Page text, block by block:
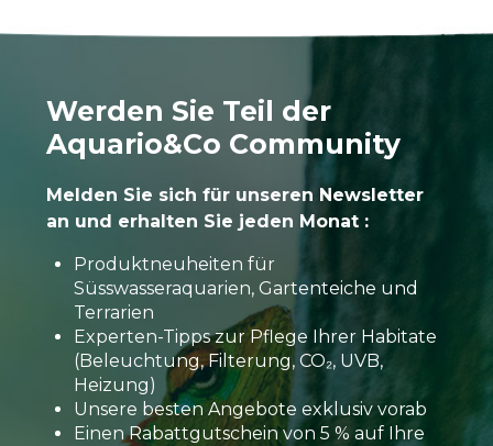
Werden Sie Teil der
Aquario&Co Community
Melden Sie sich für unseren Newsletter
an und erhalten Sie jeden Monat :
Produktneuheiten für
Süsswasseraquarien, Gartenteiche und
Terrarien
Experten-Tipps zur Pflege Ihrer Habitate
(Beleuchtung, Filterung, CO₂, UVB,
Heizung)
Unsere besten Angebote exklusiv vorab
Einen Rabattgutschein von 5 % auf Ihre